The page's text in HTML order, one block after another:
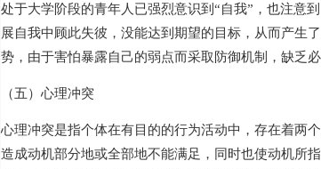
处于大学阶段的青年人已强烈意识到“自我”，也注意
展自我中顾此失彼，没能达到期望的目标，从而产生
势，由于害怕暴露自己的弱点而采取防御机制，缺乏
（五）心理冲突
心理冲突是指个体在有目的的行为活动中，存在着两
造成动机部分地或全部地不能满足，同时也使动机所